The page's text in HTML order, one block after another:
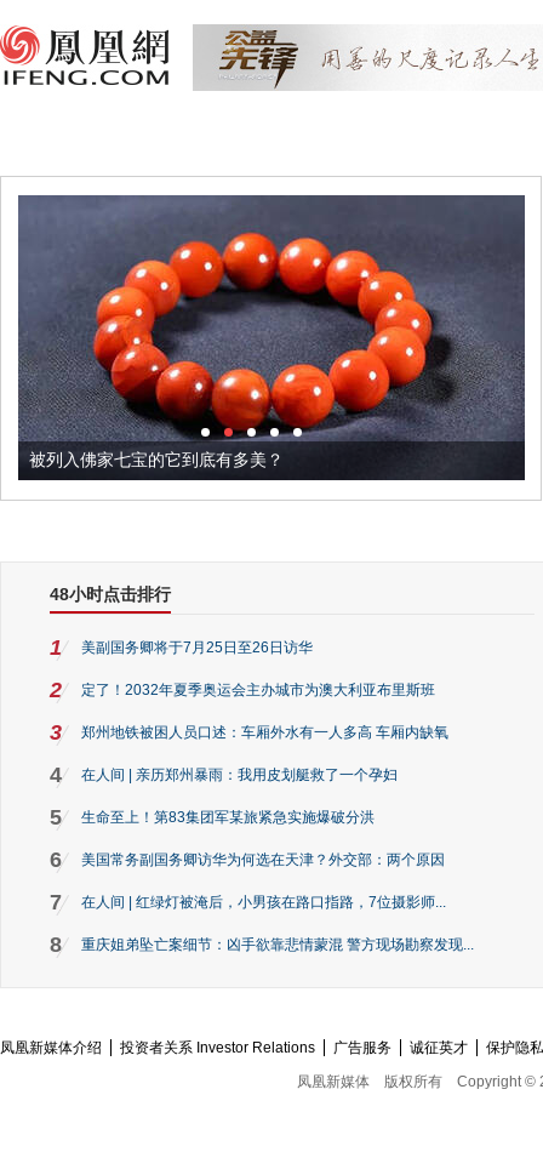
被列入佛家七宝的它到底有多美？
48小时点击排行
1 美副国务卿将于7月25日至26日访华
2 定了！2032年夏季奥运会主办城市为澳大利亚布里斯班
3 郑州地铁被困人员口述：车厢外水有一人多高 车厢内缺氧
4 在人间 | 亲历郑州暴雨：我用皮划艇救了一个孕妇
5 生命至上！第83集团军某旅紧急实施爆破分洪
6 美国常务副国务卿访华为何选在天津？外交部：两个原因
7 在人间 | 红绿灯被淹后，小男孩在路口指路，7位摄影师...
8 重庆姐弟坠亡案细节：凶手欲靠悲情蒙混 警方现场勘察发现...
凤凰新媒体介绍 投资者关系 Investor Relations 广告服务 诚征英才
保护隐
凤凰新媒体
版权所有 Copyright ©